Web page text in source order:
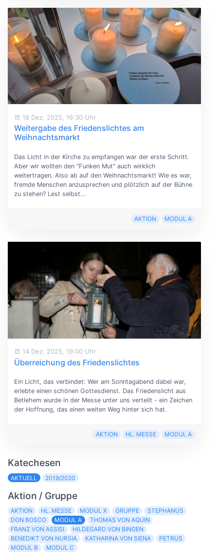
18 Dez. 2025, 16:30 Uhr
Weitergabe des Friedenslichtes am
Weihnachtsmarkt
Das Licht in der Kirche zu empfangen war der erste Schritt.
Aber wir wollten den "Funken Mut" auch wirklich
weitertragen. Also ab auf den Weihnachtsmarkt! Wie es war,
fremde Menschen anzusprechen und plötzlich auf der Bühne
zu stehen? Lest selbst...
AKTION MODUL A
14 Dez. 2025, 19:00 Uhr
Überreichung des Friedenslichtes
Ein Licht, das verbindet: Wer am Sonntagabend dabei war,
erlebte einen schönen Gottesdienst. Das Friedenslicht aus
Betlehem wurde in der Messe unter uns verteilt - ein Zeichen
der Hoffnung, das einen weiten Weg hinter sich hat.
AKTION HL. MESSE MODUL A
Katechesen
AKTUELL 2019/2020
Aktion / Gruppe
AKTION HL. MESSE MODUL X GRUPPE
STEPHANUS
DON BOSCO
MODUL A
THOMAS VON AQUIN
FRANZ VON ASSISI
HILDEGARD VON BINGEN
BENEDIKT VON NURSIA
KATHARINA VON SIENA
PETRUS
MODUL B
MODUL C